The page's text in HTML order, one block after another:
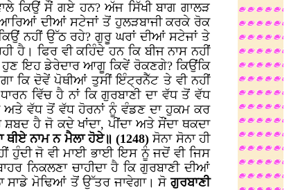
ਕਿਉਂ ਸੌਂ ਗਏ ਹਨ? ਅੱਜ ਸਿੱਖੀ ਬਾਗ ਗਾਲੜ
ਦੀਆਂ ਸਟੇਜਾਂ ਤੋਂ ਹੁਲੜਬਾਜੀ ਕਰਕੇ ਰੋਕ
ਨਹੀਂ ਉੱਠ ਰਹੇ? ਗੁਰੂ ਘਰਾਂ ਦੀਆਂ ਸਟੇਜਾਂ ਤੇ
ਹੈ। ਫਿਰ ਵੀ ਕਹਿੰਦੇ ਹਨ ਕਿ ਬੀਜ ਨਾਸ ਨਹੀਂ
ਇਹ ਡੇਰੇਦਾਰ ਆਗੂ ਕਿਵੇਂ ਰੋਕਣਗੇ? ਕਿਉਂਕਿ
ਕਿ ਦੋਵੇਂ ਪੋਥੀਆਂ ਤੁਸੀਂ ਇੰਟ੍ਰਨੈੱਟ ਤੇ ਵੀ ਨਹੀਂ
ਵਿੱਚ ਹੈ ਨਾਂ ਕਿ ਗੁਰਬਾਣੀ ਦਾ ਵੱਧ ਤੋਂ ਵੱਧ
ਅਤੇ ਵੱਧ ਤੋਂ ਵੱਧ ਹੋਰਨਾਂ ਨੂੰ ਵੰਡਣ ਦਾ ਹੁਕਮ ਕਰ
ਸ਼ਬਦ ਹੈ ਜੋ ਕਦੇ ਖਾਂਦਾ, ਪੀਂਦਾ ਅਤੇ ਸੌਂਦਾ ਥਕਦਾ
ਥੀਏ ਨਾਮ ਨ ਮੈਲਾ ਹੋਏ॥ (1248)ਸੋਨਾ ਸੋਨਾ ਹੀ
ਹੁੰਦੀ ਜੋ ਵੀ ਮਾਈ ਭਾਈ ਇਸ ਨੂੰ ਜਦੋਂ ਵੀ ਜਿਸ
ਨਿਕਲਣਾ ਚਾਹੀਦਾ ਹੈ ਕਿ ਗੁਰਬਾਣੀ ਦੀਆਂ
ਸਾਡੇ ਮੋਢਿਆਂ ਤੋਂ ਉੱਤਰ ਜਾਵੇਗਾ। ਸੋਗੁਰਬਾਣੀ